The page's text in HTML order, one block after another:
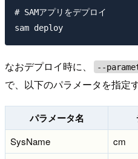
# SAMアプリをデプロイ
なおデプロイ時に、 --
で、以下のパラメータを指定
パラメータ名
SysName cm